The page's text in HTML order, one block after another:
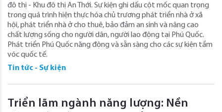
đô thị - Khu đô thị An Thới. Sự kiện ghi dấu cột mốc quan trọng
trong quá trình hiện thực hóa chủ trương phát triển nhà ở xã
hội, phát triển nhà ở cho thuê, bảo đảm an sinh và nâng cao
chất lượng sống cho người dân, người lao động tại Phú Quốc.
Phát triển Phú Quốc năng động và sẵn sàng cho các sự kiện tầm
vóc quốc tế.
Tin tức - Sự kiện
Triển lãm ngành năng lượng: Nền